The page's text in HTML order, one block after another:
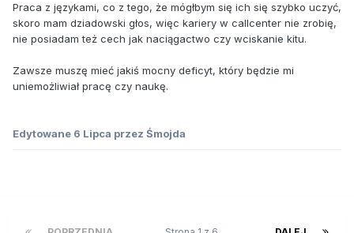
Praca z językami, co z tego, że mógłbym się ich się szybko uczyć,
skoro mam dziadowski głos, więc kariery w callcenter nie zrobię,
nie posiadam też cech jak naciągactwo czy wciskanie kitu.
Zawsze muszę mieć jakiś mocny deficyt, który będzie mi
uniemożliwiał pracę czy naukę.
Edytowane 6 Lipca przez Śmojda